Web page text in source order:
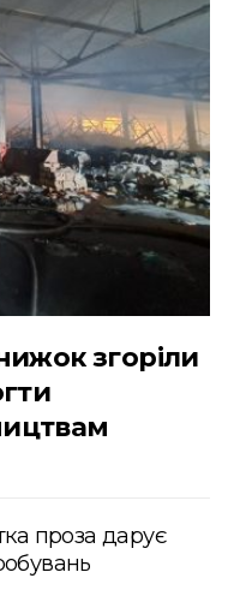
згоріли
проза дарує